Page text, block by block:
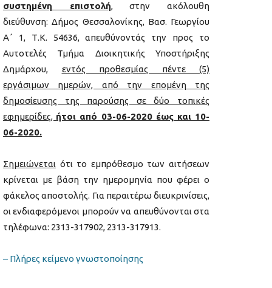
συστημένη επιστολή, στην ακόλουθη
διεύθυνση: Δήμος Θεσσαλονίκης, Βασ. Γεωργίου
Α΄ 1, Τ.Κ. 54636, απευθύνοντάς την προς το
Αυτοτελές Τμήμα Διοικητικής Υποστήριξης
Δημάρχου, εντός προθεσμίας πέντε (5)
εργάσιμων ημερών, από την επομένη της
δημοσίευσης της παρούσης σε δύο τοπικές
εφημερίδες, ήτοι από 03-06-2020 έως και 10-
06-2020.
Σημειώνεται ότι το εμπρόθεσμο των αιτήσεων
κρίνεται με βάση την ημερομηνία που φέρει ο
φάκελος αποστολής. Για περαιτέρω διευκρινίσεις,
οι ενδιαφερόμενοι μπορούν να απευθύνονται στα
τηλέφωνα: 2313-317902, 2313-317913.
– Πλήρες κείμενο γνωστοποίησης